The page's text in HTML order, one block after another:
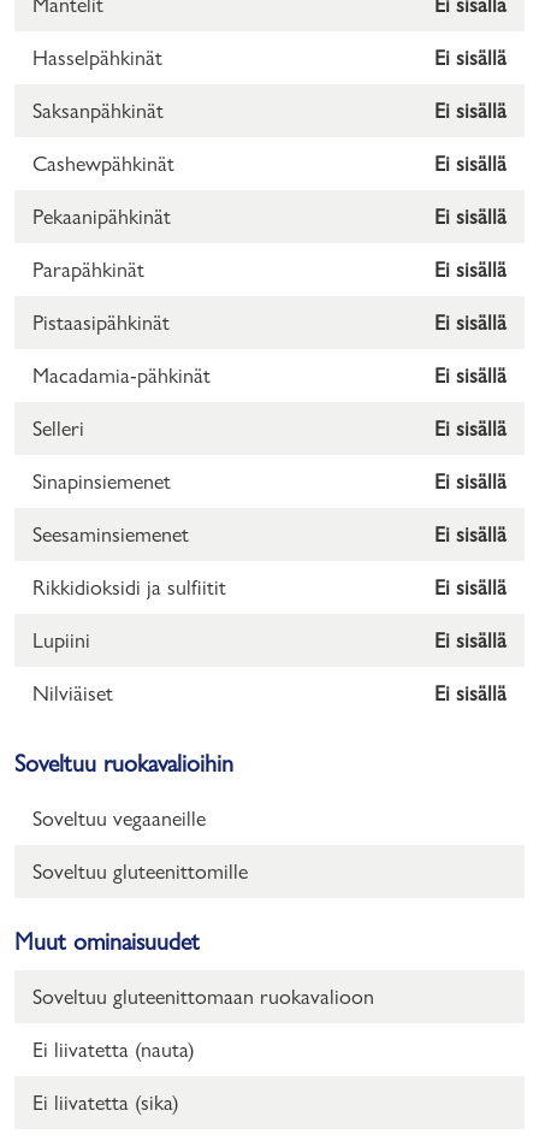
Hasselpähkinät Ei sisällä
Saksanpähkinät Ei sisällä
Cashewpähkinät Ei sisällä
Pekaanipähkinät Ei sisällä
Parapähkinät Ei sisällä
Pistaasipähkinät Ei sisällä
Macadamia-pähkinät Ei sisällä
Selleri Ei sisällä
Sinapinsiemenet Ei sisällä
Seesaminsiemenet Ei sisällä
Rikkidioksidi ja sulfiitit Ei sisällä
Lupiini Ei sisällä
Nilviäiset Ei sisällä
Soveltuu ruokavalioihin
Soveltuu vegaaneille
Soveltuu gluteenittomille
Muut ominaisuudet
Soveltuu gluteenittomaan ruokavalioon
Ei liivatetta (nauta)
Ei liivatetta (sika)